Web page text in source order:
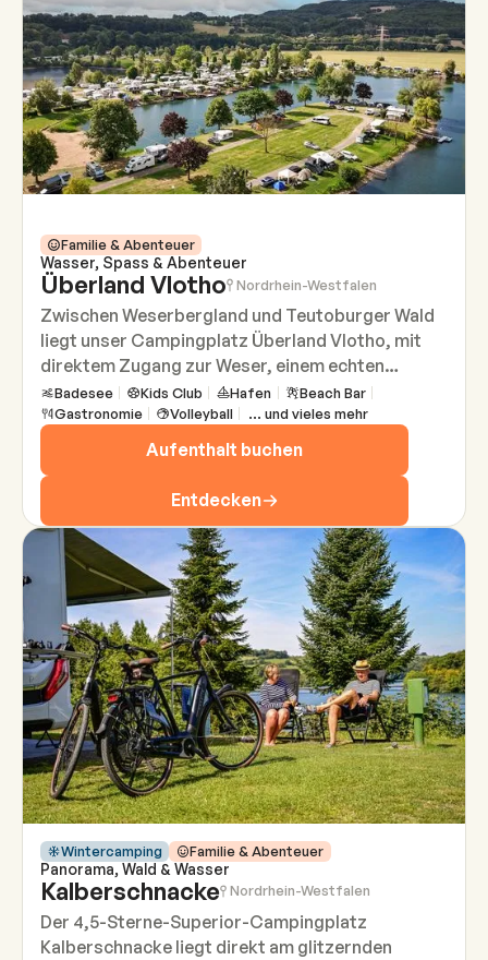
Wasser, Spass & Abenteuer
Familie & Abenteuer
Überland Vlotho Nordrhein-Westfalen
Zwischen Weserbergland und Teutoburger Wald
liegt unser Campingplatz Überland Vlotho, mit
direktem Zugang zur Weser, einem echten
Paradies für alle, die Lust auf Wassersport und
Naturerlebnisse haben. Der Platz bietet Raum für
kleine Abenteuer und große Urlaubsmomente.
Badesee Kids Club Hafen
Beach Bar
Gastronomie
Volleyball ... und vieles mehr
Aufenthalt buchen
Entdecken
Panorama, Wald & Wasser
Wintercamping Familie & Abenteuer
Kalberschnacke Nordrhein-Westfalen
Der 4,5-Sterne-Superior-Campingplatz
Kalberschnacke liegt direkt am glitzernden